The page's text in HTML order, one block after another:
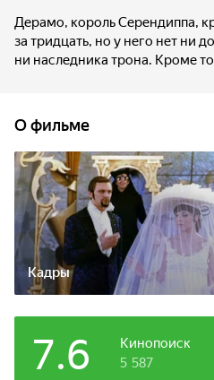
Дерамо, король Серендиппа,
за тридцать, но у него нет ни
ни наследника трона. Кроме
осуществить заветное желание
О фильме
Кадры
Кинопоиск
7.6 5 587